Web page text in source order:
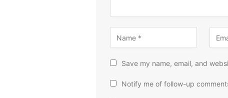
Save my name, email, and
Notify me of follow-up